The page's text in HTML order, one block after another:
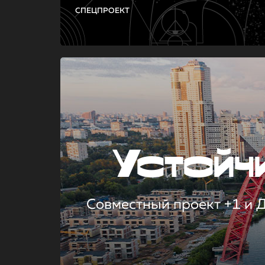
СПЕЦПРОЕКТ
Совместный проект +1 и